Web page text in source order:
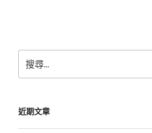
尋
字:
近期文章